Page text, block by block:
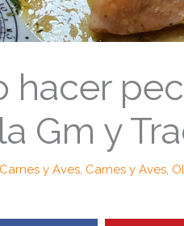
hacer
Gm y
Carnes y Aves Carnes y Aves